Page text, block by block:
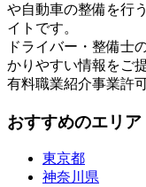
や自動車の整備を行
イトです。
ドライバー・整備士
かりやすい情報をご
有料職業紹介事業許
おすすめのエリア
東京都
神奈川県